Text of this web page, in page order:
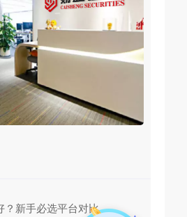
？新手必选平台对比